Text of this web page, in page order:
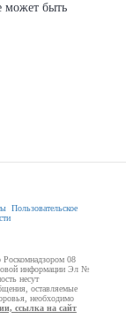
может быть
Пользовательское
Роскомнадзором 08
информации Эл №
несут
оставляемые
необходимо
ссылка на сайт